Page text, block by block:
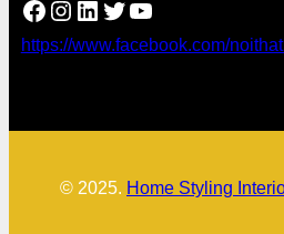
Facebook Instagram LinkedIn Twitter YouTube
https://www.facebook.com/
© 2025. Home Styling